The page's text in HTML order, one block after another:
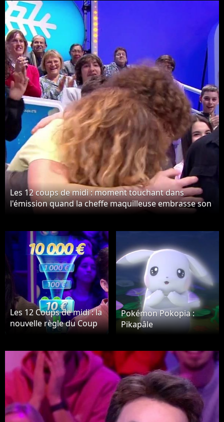
Coups de Midi ?
Les 12 coups de midi : moment touchant dans
l'émission quand la cheffe maquilleuse embrasse son
Les 12 Coups de midi : la
nouvelle règle du Coup
Fatal supprimée en
Pokémon Pokopia :
Pikapâle